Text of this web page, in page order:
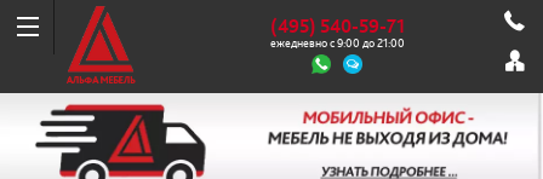
(495) 540-59-71
ежедневно с 9:00 до 21:00